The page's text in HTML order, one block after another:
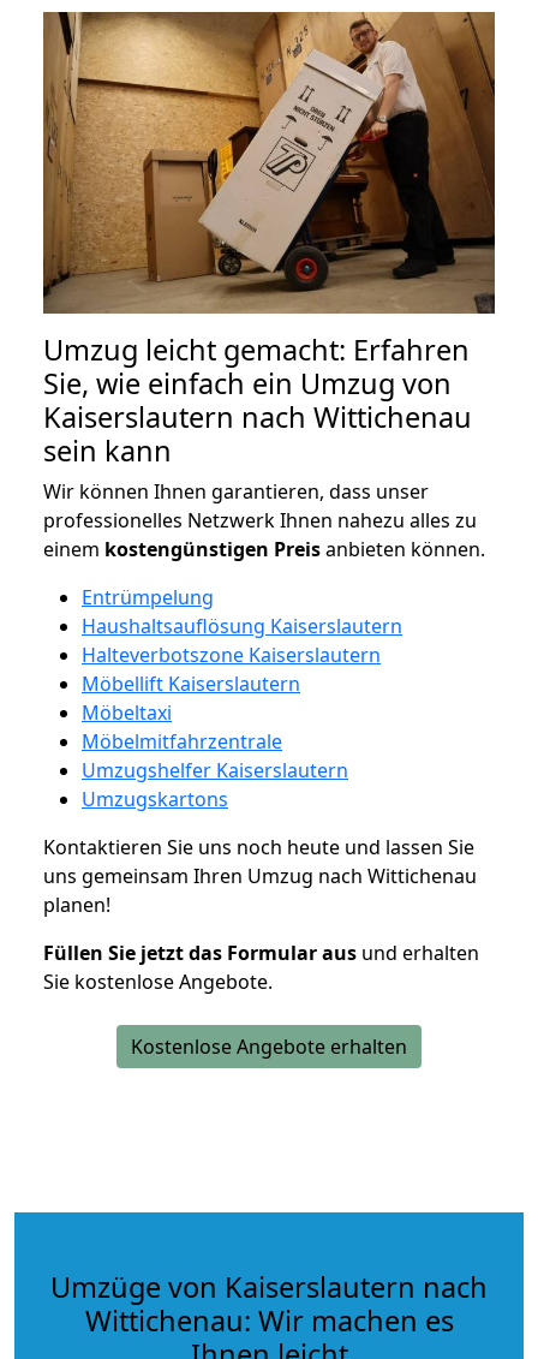
Umzug leicht gemacht: Erfahren
Sie, wie einfach ein Umzug von
Kaiserslautern nach Wittichenau
sein kann
Wir können Ihnen garantieren, dass unser
professionelles Netzwerk Ihnen nahezu alles zu
einem kostengünstigen Preisanbieten können.
Entrümpelung
Haushaltsauflösung Kaiserslautern
Halteverbotszone Kaiserslautern
Möbellift Kaiserslautern
Möbeltaxi
Möbelmitfahrzentrale
Umzugshelfer Kaiserslautern
Umzugskartons
Kontaktieren Sie uns noch heute und lassen Sie
uns gemeinsam Ihren Umzug nach Wittichenau
planen!
Füllen Sie jetzt das Formular aus und erhalten
Sie kostenlose Angebote.
Kostenlose Angebote erhalten
Umzüge von Kaiserslautern nach
Wittichenau: Wir machen es